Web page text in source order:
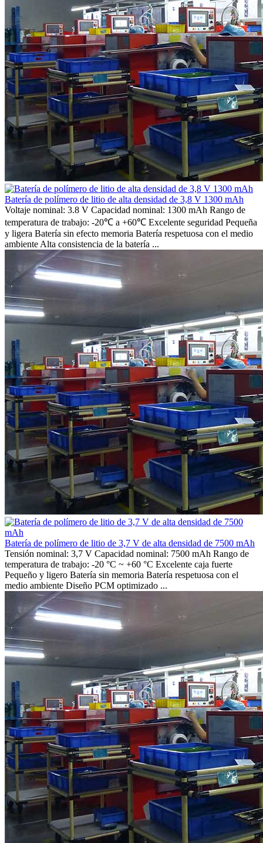
Batería de polímero de litio de alta densidad de 3,8 V 1300 mAh
Voltaje nominal: 3.8 V Capacidad nominal: 1300 mAh Rango de
temperatura de trabajo: -20℃ a +60℃ Excelente seguridad Pequeña
y ligera Batería sin efecto memoria Batería respetuosa con el medio
ambiente Alta consistencia de la batería ...
Batería de polímero de litio de 3,7 V de alta densidad de 7500 mAh
Tensión nominal: 3,7 V Capacidad nominal: 7500 mAh Rango de
temperatura de trabajo: -20 °C ~ +60 °C Excelente caja fuerte
Pequeño y ligero Batería sin memoria Batería respetuosa con el
medio ambiente Diseño PCM optimizado ...